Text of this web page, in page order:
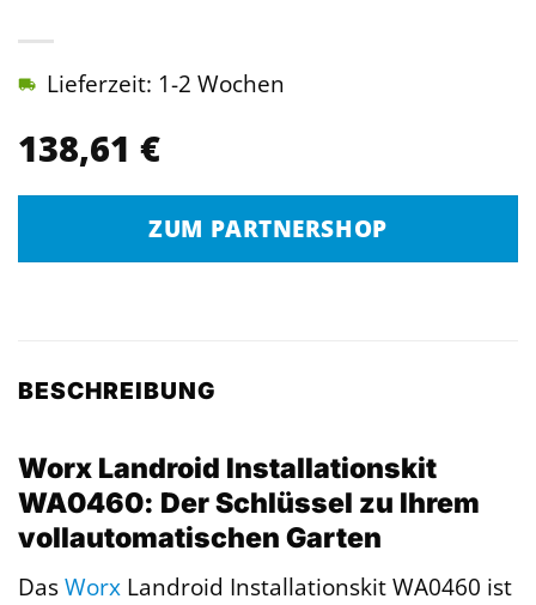
138,61 €
Lieferzeit: 1-2 Wochen
ZUM PARTNERSHOP
BESCHREIBUNG
Worx Landroid Installationskit
WA0460: Der Schlüssel zu Ihrem
vollautomatischen Garten
DasWorx Landroid Installationskit WA0460 ist